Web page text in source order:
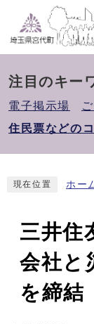
注目のキー
電子掲示場
住民票などの
現在位置 ホー
三井住
会社と
を締結